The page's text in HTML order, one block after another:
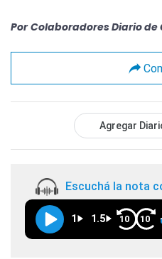
Por Colaboradores Diario de
Agregar
Escuchá la nota
1 1.5 10 10